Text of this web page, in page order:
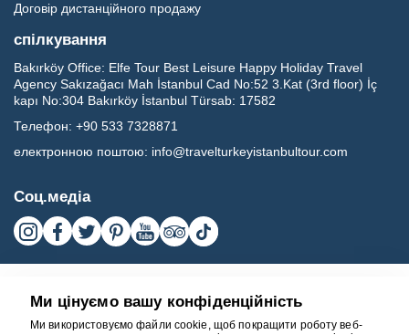
Договір дистанційного продажу
спілкування
Bakırköy Office: Elfe Tour Best Leisure Happy Holiday Travel
Agency Sakızağacı Mah İstanbul Cad No:52 3.Kat (3rd floor) İç
kapı No:304 Bakırköy İstanbul Türsab: 17582
Телефон: +90 533 7328871
електронною поштою: info@travelturkeyistanbultour.com
Соц.медіа
Ми цінуємо вашу конфіденційність
Ми використовуємо файли cookie, щоб покращити роботу веб-